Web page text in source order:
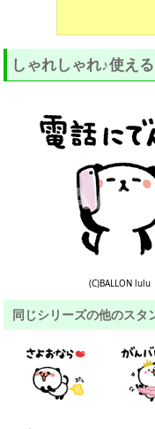
しゃれしゃれ♪使え
(C)BALLON lulu
同じシリーズの他のスタ